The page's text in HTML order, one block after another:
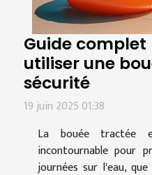
Guide
utiliser une
sécurité
19 juin 2025 01:38
La bouée tractée
incontournable pour
journées sur l'eau,